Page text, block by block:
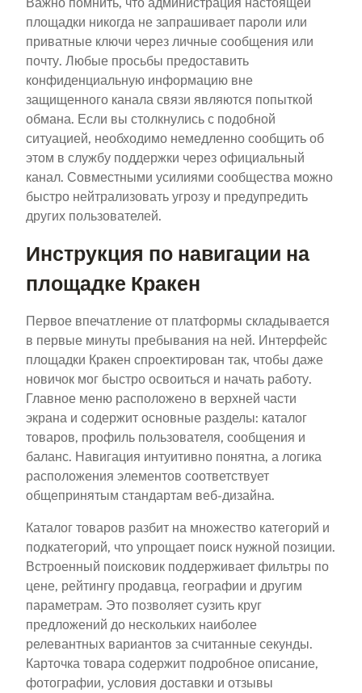
площадки никогда не запрашивает пароли или
приватные ключи через личные сообщения или
почту. Любые просьбы предоставить
конфиденциальную информацию вне
защищенного канала связи являются попыткой
обмана. Если вы столкнулись с подобной
ситуацией, необходимо немедленно сообщить об
этом в службу поддержки через официальный
канал. Совместными усилиями сообщества можно
быстро нейтрализовать угрозу и предупредить
других пользователей.
Инструкция по навигации на
площадке Кракен
Первое впечатление от платформы складывается
в первые минуты пребывания на ней. Интерфейс
площадки Кракен спроектирован так, чтобы даже
новичок мог быстро освоиться и начать работу.
Главное меню расположено в верхней части
экрана и содержит основные разделы: каталог
товаров, профиль пользователя, сообщения и
баланс. Навигация интуитивно понятна, а логика
расположения элементов соответствует
общепринятым стандартам веб-дизайна.
Каталог товаров разбит на множество категорий и
подкатегорий, что упрощает поиск нужной позиции.
Встроенный поисковик поддерживает фильтры по
цене, рейтингу продавца, географии и другим
параметрам. Это позволяет сузить круг
предложений до нескольких наиболее
релевантных вариантов за считанные секунды.
Карточка товара содержит подробное описание,
фотографии, условия доставки и отзывы